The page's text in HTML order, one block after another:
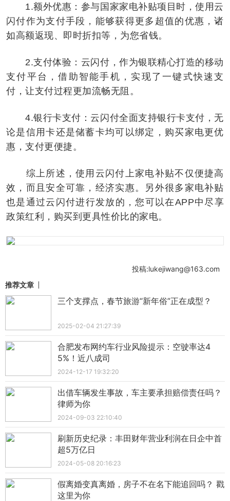
1.额外优惠：参与国家家电补贴项目时，使用云
闪付作为支付手段，能够获得更多超值的优惠，诸
如高额返现、即时折扣等，为您省钱。
2.支付体验：云闪付，作为银联精心打造的移动
支付平台，借助智能手机，实现了一键式快速支
付，让支付过程更加流畅无阻。
4.银行卡支付：云闪付全面支持银行卡支付，无
论是信用卡还是储蓄卡均可以绑定，购买家电更优
惠，支付更便捷。
综上所述，使用云闪付上家电补贴不仅便捷高
效，而且安全可靠，经济实惠。另外很多家电补贴
也是通过云闪付进行发放的，您可以在APP中尽享
政策红利，购买到更具性价比的家电。
投稿:lukejiwang@163.com
推荐文章
三个支撑点，春节旅游“新年俗”正在成型？
2025-02-04 21:27:39
合肥发布网约车行业风险提示：空驶率达4
5%！近八成司
2024-12-17 19:32:20
出借车辆发生事故，车主要承担赔偿责任吗？
律师为你
2024-09-03 22:10:40
刷新历史纪录：丰田财年营业利润在日企中首
超5万亿日
2024-05-08 20:16:23
假离婚变真离婚，房子不在名下能追回吗？ 戳
这里为你